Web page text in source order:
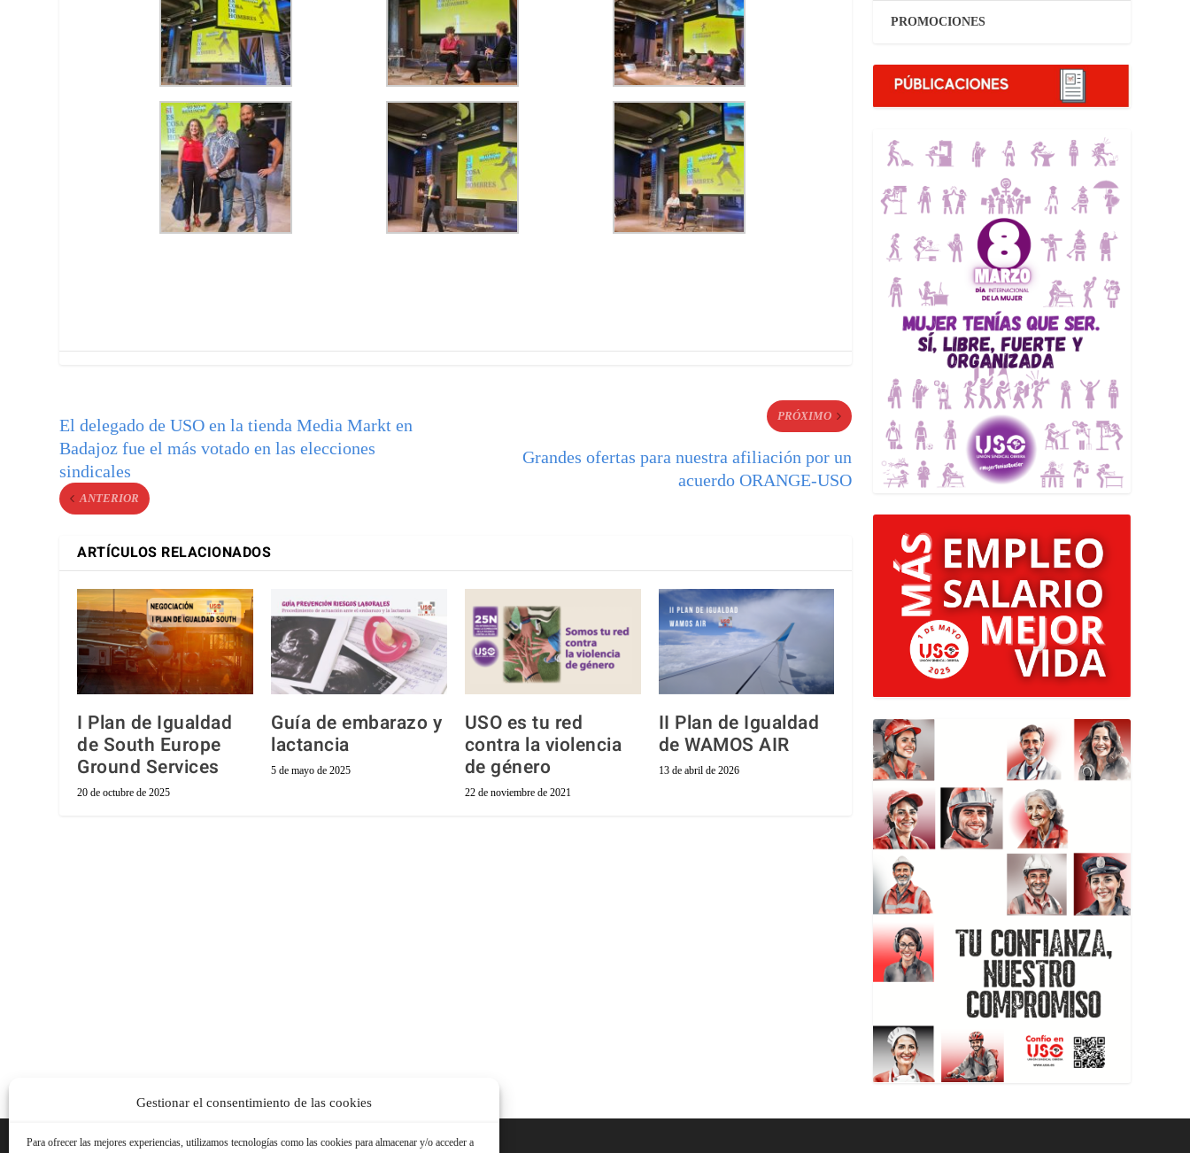
Gestionar el consentimiento de las cookies
Para ofrecer las mejores experiencias, utilizamos tecnologías como las cookies para almacenar y/o acceder a
El delegado de USO en la tienda Media Markt en
Badajoz fue el más votado en las elecciones
sindicales
ANTERIOR
PRÓXIMO
Grandes ofertas para nuestra afiliación por un
acuerdo ORANGE-USO
ARTÍCULOS RELACIONADOS
I Plan de Igualdad
de South Europe
Ground Services
20 de octubre de 2025
Guía de embarazo y
lactancia
5 de mayo de 2025
USO es tu red
contra la violencia
de género
22 de noviembre de 2021
II Plan de Igualdad
de WAMOS AIR
13 de abril de 2026
PROMOCIONES